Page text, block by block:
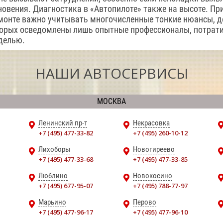
Диагностика в «Автопилоте» также на высоте.
важно учитывать многочисленные тонкие нюансы,
осведомлены лишь опытные профессионалы,
НАШИ АВТОСЕРВИСЫ
МОСКВА
Ленинский пр-т
+7 (495) 477-33-82
Некрасовка
+7 (495) 260-10-12
Лихоборы
+7 (495) 477-33-68
Новогиреево
+7 (495) 477-33-85
Люблино
+7 (495) 677-95-07
Новокосино
+7 (495) 788-77-97
Марьино
+7 (495) 477-96-17
Перово
+7 (495) 477-96-10